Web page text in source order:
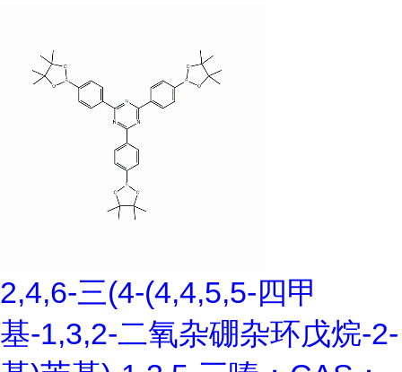
2,4,6-三(4-(4,4,5,5-四甲
基-1,3,2-二氧杂硼杂环戊烷-2-